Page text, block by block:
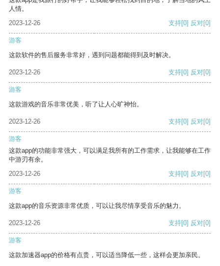
人情。
2023-12-26
支持[0] 反对[0]
游客
这款软件的售后服务非常好，遇到问题都能得到及时解决。
2023-12-26 支持[0] 反对[0]
游客
这款游戏的音乐非常优美，听了让人心旷神怡。
2023-12-26 支持[0] 反对[0]
游客
这款app的功能非常强大，可以满足我所有的工作需求，让我能够在工作
中游刃有余。
2023-12-26
支持[0] 反对[0]
游客
这款app的音乐资源非常优质，可以让我尽情享受音乐的魅力。
2023-12-26 支持[0] 反对[0]
游客
这款加速器app的价格有点贵，可以适当降低一些，这样会更加亲民。